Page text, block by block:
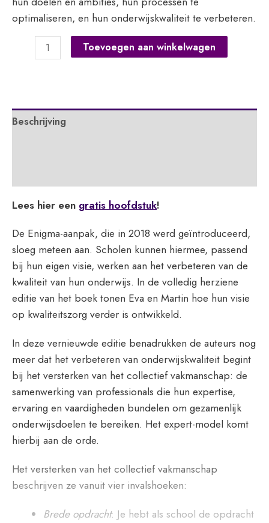
optimaliseren, en hun onderwijskwaliteit te verbeteren.
nu
weer
lesgeven?
2.0
Toevoegen aan winkelwagen
Beschrijving
Lees hier een gratis hoofdstuk!
De Enigma-aanpak, die in 2018 werd geïntroduceerd,
sloeg meteen aan. Scholen kunnen hiermee, passend
bij hun eigen visie, werken aan het verbeteren van de
kwaliteit van hun onderwijs. In de volledig herziene
editie van het boek tonen Eva en Martin hoe hun visie
op kwaliteitszorg verder is ontwikkeld.
In deze vernieuwde editie benadrukken de auteurs nog
meer dat het verbeteren van onderwijskwaliteit begint
bij het versterken van het collectief vakmanschap: de
samenwerking van professionals die hun expertise,
ervaring en vaardigheden bundelen om gezamenlijk
onderwijsdoelen te bereiken. Het expert-model komt
hierbij aan de orde.
Het versterken van het collectief vakmanschap
beschrijven ze vanuit vier invalshoeken:
Brede opdracht: Je hebt als school de opdracht